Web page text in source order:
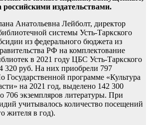
российскими издательствами.
Анатольевна Лейболт, директор
системы Усть-Таркского
из федерального бюджета из
РФ на комплектование
в 2021 году ЦБС Усть-Таркского
320 руб. На них приобрели 797
Государственной программе «Культура
на 2021 год, выделено 142 300
706 экземпляров литературы. При
учитывалось количество посещений
жителя в год).